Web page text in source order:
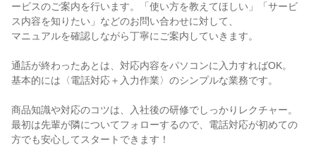
ービスのご案内を行います。「使い方を教えてほしい」「サービ
ス内容を知りたい」などのお問い合わせに対して、
マニュアルを確認しながら丁寧にご案内していきます。
通話が終わったあとは、対応内容をパソコンに入力すればOK。
基本的には〈電話対応＋入力作業〉のシンプルな業務です。
商品知識や対応のコツは、入社後の研修でしっかりレクチャー。
最初は先輩が隣についてフォローするので、電話対応が初めての
方でも安心してスタートできます！